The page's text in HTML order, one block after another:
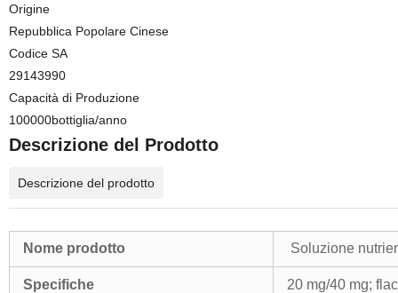
Origine
Repubblica Popolare Cinese
Codice SA
29143990
Capacità di Produzione
100000bottiglia/anno
Descrizione del Prodotto
Descrizione del prodotto
Nome prodotto Soluzione
Specifiche 20 mg/40 mg;